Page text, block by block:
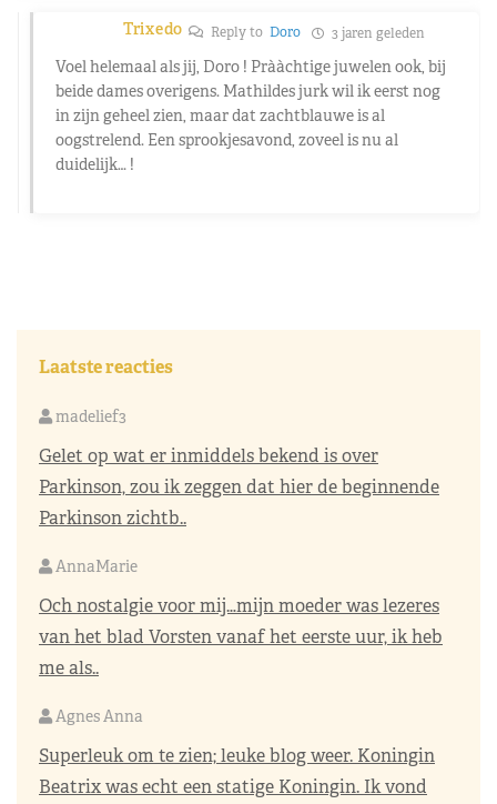
Trixedo Reply to Doro 3 jaren geleden
Voel helemaal als jij, Doro ! Prààchtige juwelen ook, bij
beide dames overigens. Mathildes jurk wil ik eerst nog
in zijn geheel zien, maar dat zachtblauwe is al
oogstrelend. Een sprookjesavond, zoveel is nu al
duidelijk… !
Laatste reacties
madelief3
Gelet op wat er inmiddels bekend is over
Parkinson, zou ik zeggen dat hier de beginnende
Parkinson zichtb..
AnnaMarie
Och nostalgie voor mij…mijn moeder was lezeres
van het blad Vorsten vanaf het eerste uur, ik heb
me als..
Agnes Anna
Superleuk om te zien; leuke blog weer. Koningin
Beatrix was echt een statige Koningin. Ik vond